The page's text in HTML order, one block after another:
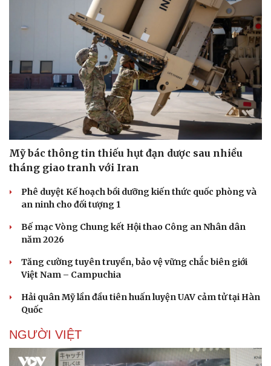
Sức khỏe
Dinh dưỡng - món ngon
Nam khoa
Làm đẹp - giảm cân
Phòng mạch online
Đời sống
Nhà đẹp
Blog
Tình yêu - Gia đình
Mỹ bác thông tin thiếu hụt đạn dược sau nhiều
tháng giao tranh với Iran
Phê duyệt Kế hoạch bồi dưỡng kiến thức quốc phòng và
an ninh cho đối tượng 1
Bế mạc Vòng Chung kết Hội thao Công an Nhân dân
năm 2026
Tăng cường tuyên truyền, bảo vệ vững chắc biên giới
Việt Nam – Campuchia
Hải quân Mỹ lần đầu tiên huấn luyện UAV cảm tử tại Hàn
Quốc
NGƯỜI VIỆT